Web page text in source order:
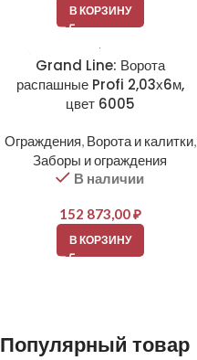
В КОРЗИНУ
Grand Line: Ворота
распашные Profi 2,03х6м,
цвет 6005
Ограждения, Ворота и калитки,
Заборы и ограждения
В наличии
152 873,00₽
В КОРЗИНУ
Популярный товар